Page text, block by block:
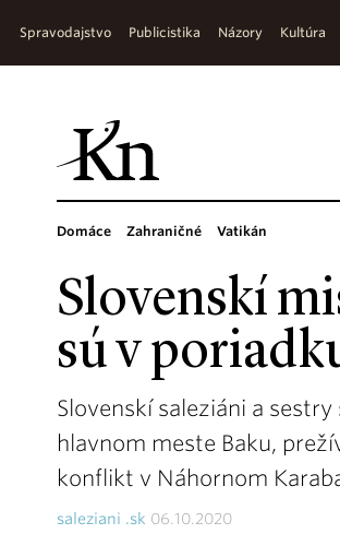
Spravodajstvo Publicistika Názory Kultúra
Domáce Zahraničné Vatikán
Slovenskí
sú v
Slovenskí saleziáni a
hlavnom meste Baku,
konflikt v Náhornom
saleziani .sk 06.10.2020